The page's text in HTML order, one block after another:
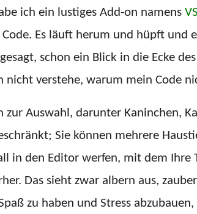
ich ein lustiges Add-on namens
Es läuft herum und hüpft und
schon ein Blick in die Ecke
nicht verstehe, warum mein Code
Auswahl, darunter Kaninchen,
Sie können mehrere
in den Editor werfen, mit dem Ihre
Das sieht zwar albern aus,
zu haben und Stress